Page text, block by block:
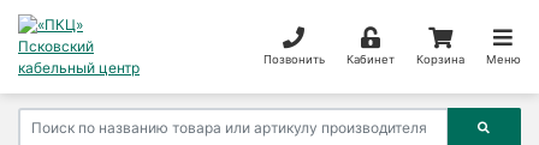
Позвонить Кабинет Корзина Меню